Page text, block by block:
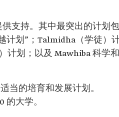
支持。其中最突出的计划包
计划”；Talmidha（学徒）
计划；以及 Mawhiba 科学和
当的培育和发展计划。
大学。